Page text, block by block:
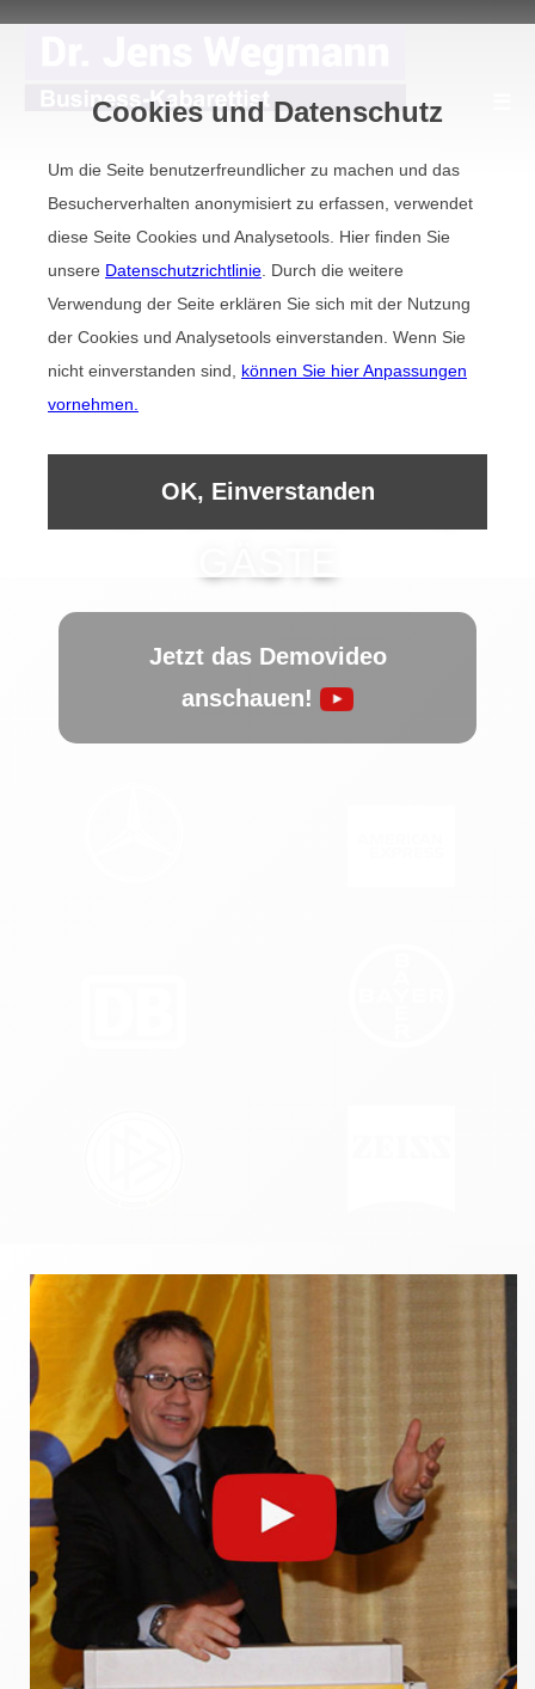
Demovideo
Referenzen
Kollegen
Unverbindlich anfragen:
HIER LACHEN IHRE
Jetzt das Demovideo
anschauen!
Cookies und Datenschutz
Um die Seite benutzerfreundlicher zu machen und das
Besucherverhalten anonymisiert zu erfassen, verwendet
diese Seite Cookies und Analysetools. Hier finden Sie
unsere Datenschutzrichtlinie . Durch die weitere
Verwendung der Seite erklären Sie sich mit der Nutzung
der Cookies und Analysetools einverstanden. Wenn Sie
nicht einverstanden sind, können Sie hier Anpassungen
vornehmen.
OK, Einverstanden